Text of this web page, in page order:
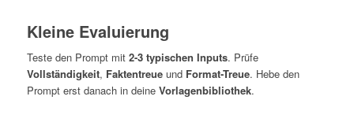
Kleine Evaluierung
Teste den Prompt mit 2-3 typischen Inputs. Prüfe
Vollständigkeit, Faktentreueund Format-Treue. Hebe den
Prompt erst danach in deine Vorlagenbibliothek.